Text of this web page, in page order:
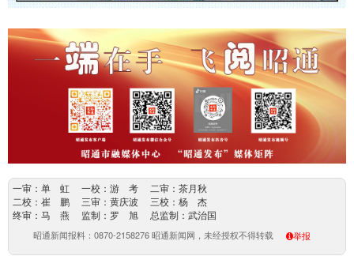
一审：单 虹 一校：游 考 二审：茶月秋
二校：崔 鹏 三审：黄庆波 三校：杨 杰
终审：马 燕 监制：罗 旭 总监制：武治国
昭通新闻报料：0870-2158276 昭通新闻网，未经授权不得转载 举报